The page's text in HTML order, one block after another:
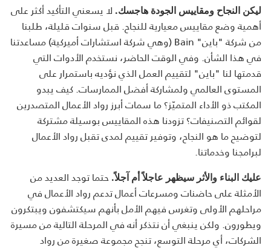
ليكن النجاح ومقاييس الجودة هاجسك. لا يسعني التأكيد أكثر على
أهمية وضع مقاييس معيارية للنجاح. قبل سنوات قليلة، طلبنا
من شركة "باين" Bain (وهي شركة استشارات أميركية) مساعدتنا
في هذا الشأن. وفي الوقت الحاضر، نستخدم الأدوات التي
قدمتها لنا "باين" لتقييم العمل الذي نؤديه باستمرار على
المستوى العالمي ولمشاركة أفضل الممارسات. كيف يبدو
المكتب ذو الأداء المتميّز؟ ما سمات أبرز رواد الأعمال المتصدرين
لقوائم التصنيفات؟ تزودنا هذه المقاييس بوسيلة مشتركة
لتوضيح ما هو النجاح، وتوفير تقييم لمدى تقبل رواد الأعمال
لبرامجنا وخدماتنا.
عليك البناء والأثر سيظهر عاجلاً أم آجلاً. حتماتوجد العديد من
الأمثلة على حاضنات ومسرعات أعمال تدعم رواد الأعمال في
مراحلهم الأولى وتغرس فيهم الأمل بأنهم سيكتشفون ويبتكرون
ويطورون. ولكن ينبغي أن نتذكر أنه في المرحلة التالية من مسيرة
الشركات، أي مرحلة التوسع، تنجح مجموعة صغيرة من رواد